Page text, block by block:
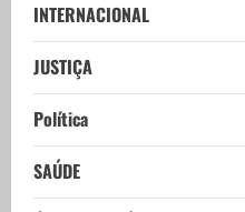
INTERNACIONAL
JUSTIÇA
Política
SAÚDE